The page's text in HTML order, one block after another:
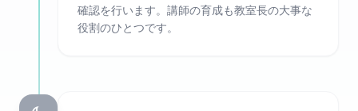
確認を行います。講師の育成も教室長の大事な
役割のひとつです。